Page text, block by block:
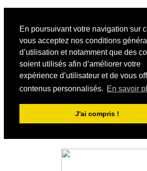
En poursuivant votre navigation sur
vous acceptez nos conditions
d’utilisation et notamment que des
soient utilisés afin d’améliorer votre
expérience d’utilisateur et de vous
contenus personnalisés. En savoir
J'ai compris !